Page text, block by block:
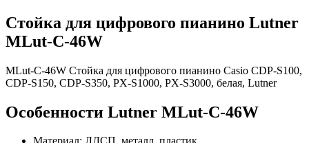
Стойка для цифрового пианино Lutner
MLut-C-46W
MLut-C-46W Стойка для цифрового пианино Casio CDP-S100,
CDP-S150, CDP-S350, PX-S1000, PX-S3000, белая, Lutner
Особенности Lutner MLut-C-46W